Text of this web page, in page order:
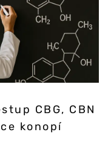
CBG, CBN
konopí